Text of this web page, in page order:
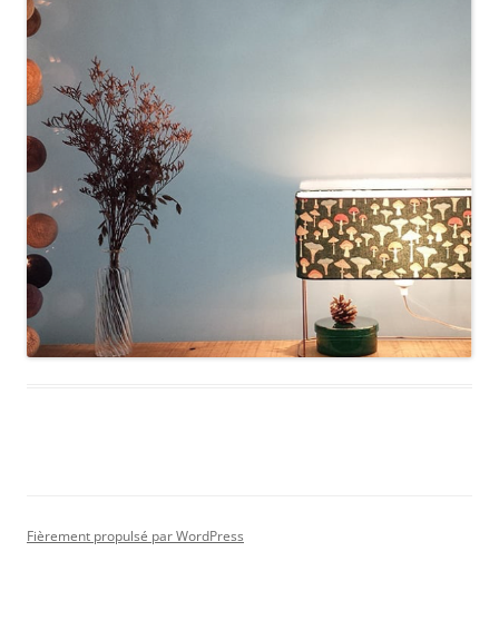
Fièrement propulsé par WordPress